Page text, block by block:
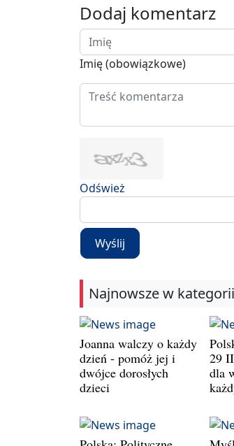
Dodaj komentarz
Imię (obowiązkowe)
Odśwież
Wyślij
Najnowsze w
Joanna walczy o każdy
dzień - pomóż jej i
dwójce dorosłych
dzieci
29
dla